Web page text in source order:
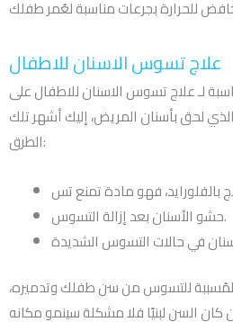
علاج تسوس الاسنان للاطفال
لـ علاج تسوس الاسنان للاطفال على
لحق بأسنان المريض، إليك أشهر تلك
الطرق:
بالفلورايد، فهو مادة تمنع تس
حشو الأسنان بعد إزالة التسوس.
المُسببة للتسوس من سن طفلك وتدميره،
كان السن لبنيًا فلا مشكلة سينمو مكانه